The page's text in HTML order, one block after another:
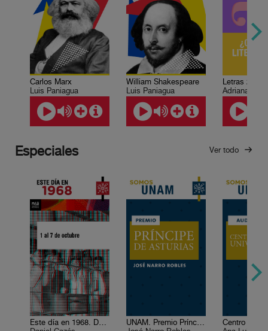
Carlos Marx
Luis Paniagua
William Shakespeare
Luis Paniagua
Especiales Ver todo
Este día en 1968. Del 1 al 7 de octubre
UNAM. Premio Príncipe de Asturias, de Comunicación y Humanidades, 2009